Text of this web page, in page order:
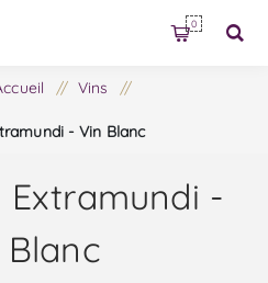
0
/ Vins /
- Vin Blanc
Extramundi -
Blanc